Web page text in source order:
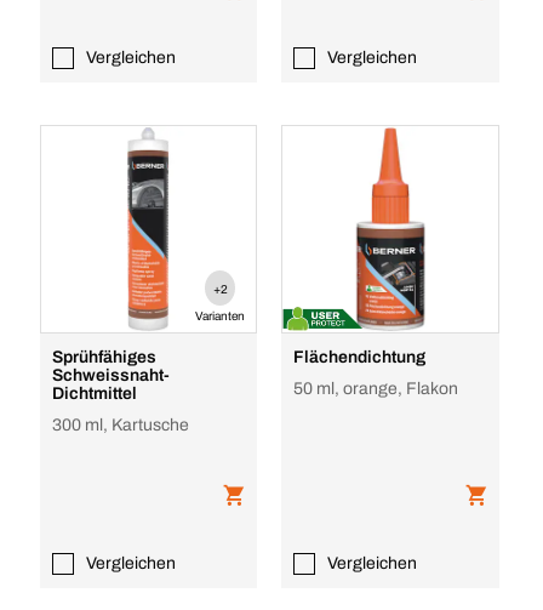
Vergleichen Vergleichen
+2
Varianten
Sprühfähiges
Schweissnaht-
Dichtmittel
300 ml, Kartusche
Vergleichen
Flächendichtung
50 ml, orange, Flakon
Vergleichen